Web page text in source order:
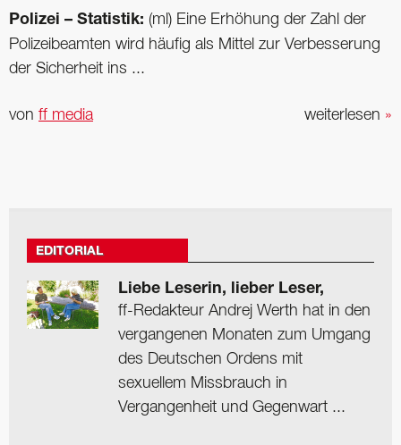
Polizei – Statistik: (ml) Eine Erhöhung der Zahl der
Polizeibeamten wird häufig als Mittel zur Verbesserung
der Sicherheit ins ...
weiterlesen »
von ff media
EDITORIAL
Liebe Leserin, lieber Leser,
ff-Redakteur Andrej Werth hat in den
vergangenen Monaten zum Umgang
des Deutschen Ordens mit
sexuellem Missbrauch in
Vergangenheit und Gegenwart ...